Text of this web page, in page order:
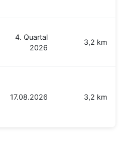
4. Quartal
2026
3,2 km
17.08.2026 3,2 km